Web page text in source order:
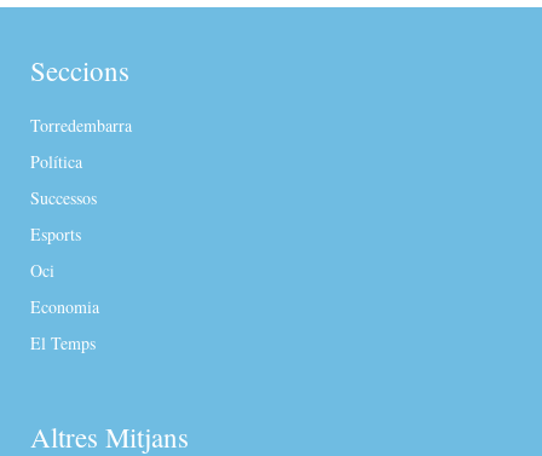
Seccions
Torredembarra
Política
Successos
Esports
Oci
Economia
El Temps
Altres Mitjans